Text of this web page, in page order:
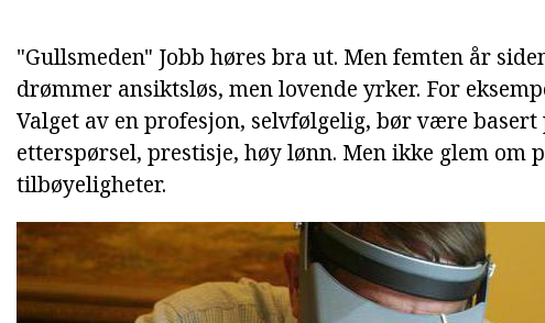
"Gullsmeden" Jobb høres bra ut. Men femten år
drømmer ansiktsløs, men lovende yrker. For
Valget av en profesjon, selvfølgelig, bør være basert
etterspørsel, prestisje, høy lønn. Men ikke glem om
tilbøyeligheter.